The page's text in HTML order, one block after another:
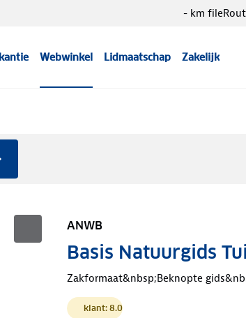
Webwinkel Lidmaatschap Zakelijk
- km file
ANWB
Basis Natuurgids
Zakformaat&nbsp;Beknopte
klant: 8.0